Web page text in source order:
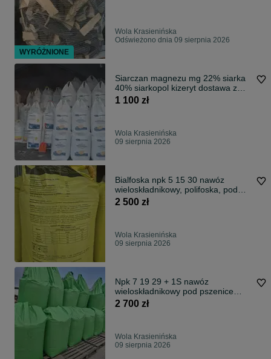
Wola Krasienińska
Odświeżono dnia 09 sierpnia 2026
Siarczan magnezu mg 22% siarka
40% siarkopol kizeryt dostawa z
HDS
1 100 zł
Wola Krasienińska
09 sierpnia 2026
Bialfoska npk 5 15 30 nawóz
wieloskładnikowy, polifoska, pod
zboża
2 500 zł
Wola Krasienińska
09 sierpnia 2026
Npk 7 19 29 + 1S nawóz
wieloskładnikowy pod pszenice
rzepak
2 700 zł
Wola Krasienińska
09 sierpnia 2026
WYRÓŻNIONE